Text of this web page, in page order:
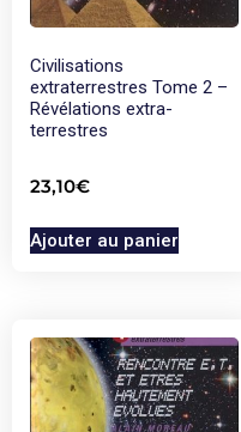
Civilisations
extraterrestres Tome 2 –
Révélations extra-
terrestres
23,10€
Ajouter au panier